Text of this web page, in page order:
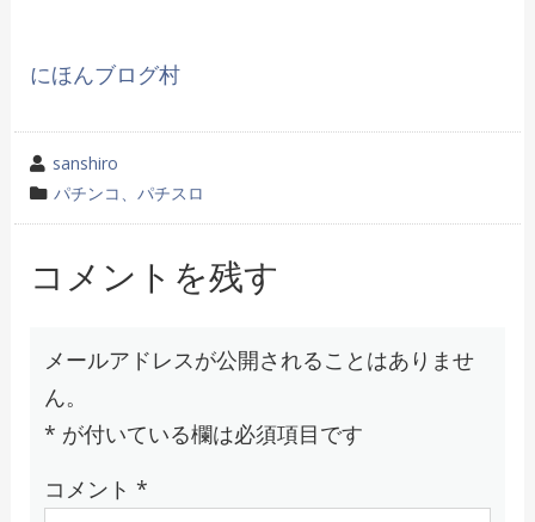
にほんブログ村
投
稿
者
sanshiro
カ
テ
リ
パチンコ、パチスロ
コメントを残す
メールアドレスが公開されることはありませ
ん。
* が付いている欄は必須項目です
コメント *